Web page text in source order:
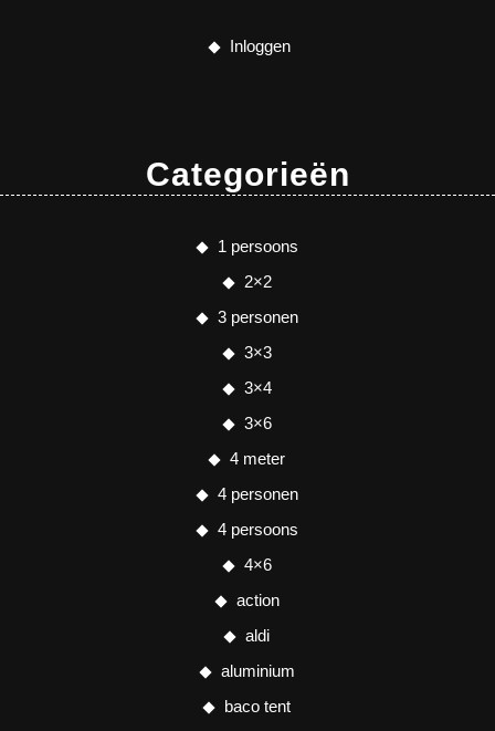
Inloggen
Categorieën
1 persoons
2×2
3 personen
3×3
3×4
3×6
4 meter
4 personen
4 persoons
4×6
action
aldi
aluminium
baco tent